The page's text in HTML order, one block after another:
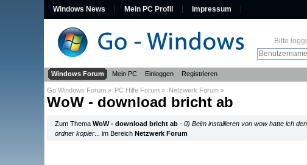
Windows News Mein PC Profil Impressum
Bitte
Windows Forum Mein PC Einloggen Registrieren
Go Windows Forum » PC Hilfe Forum » Netzwerk Forum»
WoW - download bricht ab
Zum ThemaWoW - download bricht ab -0) Beim installieren von wow hatte ich
ordner kopier ... im BereichNetzwerk Forum